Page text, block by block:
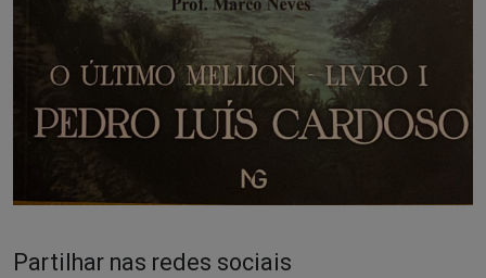
Partilhar nas redes sociais